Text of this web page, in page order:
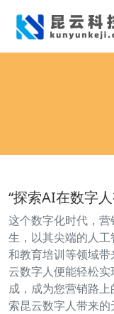
“探索AI在数字
这个数字化时代，
生，以其尖端的人
和教育培训等领域
云数字人便能轻松
成，成为您营销路
索昆云数字人带来